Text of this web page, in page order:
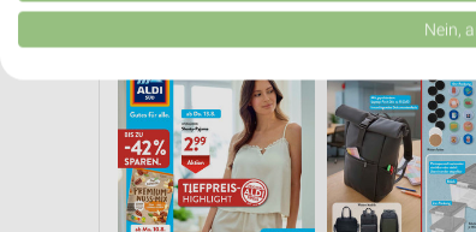
Erstellung von Profilen für personalisierte Werbung
Erstellung von Profilen zur Personalisierung von Inhalten
Verwendung von Profilen zur Auswahl personalisierter
Messung der Werbeleistung
Nein,